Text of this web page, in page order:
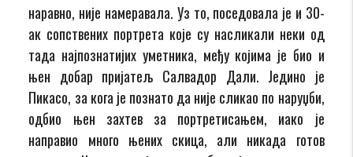
наравно, није намеравала. Уз то, поседовала је и 30-
ак сопствених портрета које су насликали неки од
тада најпознатијих уметника, међу којима је био и
њен добар пријатељ Салвадор Дали. Једино је
Пикасо, за кога је познато да није сликао по наруџби,
одбио њен захтев за портретисањем, иако је
направио много њених скица, али никада готов